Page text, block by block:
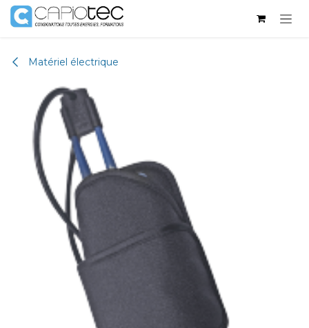
Se rendre au contenu
Matériel électrique